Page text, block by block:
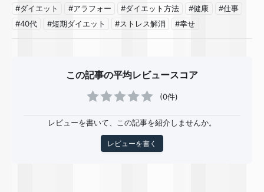
#ダイエット #アラフォー #ダイエット方法 #健康
#仕事
#40代
#短期ダイエット #ストレス解消 #幸せ
この記事の平均レビュースコア
(0件)
レビューを書いて、この記事を紹介しませんか。
レビューを書く